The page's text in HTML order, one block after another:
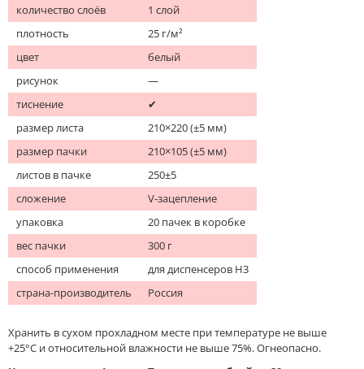
количество слоёв
1 слой
плотность
25 г/м²
цвет
белый
рисунок
—
тиснение
✔
размер листа
210×220 (±5 мм)
размер пачки
210×105 (±5 мм)
листов в пачке
250±5
сложение
V-зацепление
упаковка
20 пачек в коробке
вес пачки
300 г
способ применения
для диспенсеров H3
страна-производитель
Россия
Хранить в сухом прохладном месте при температуре не выше
+25°C и относительной влажности не выше 75%. Огнеопасно.